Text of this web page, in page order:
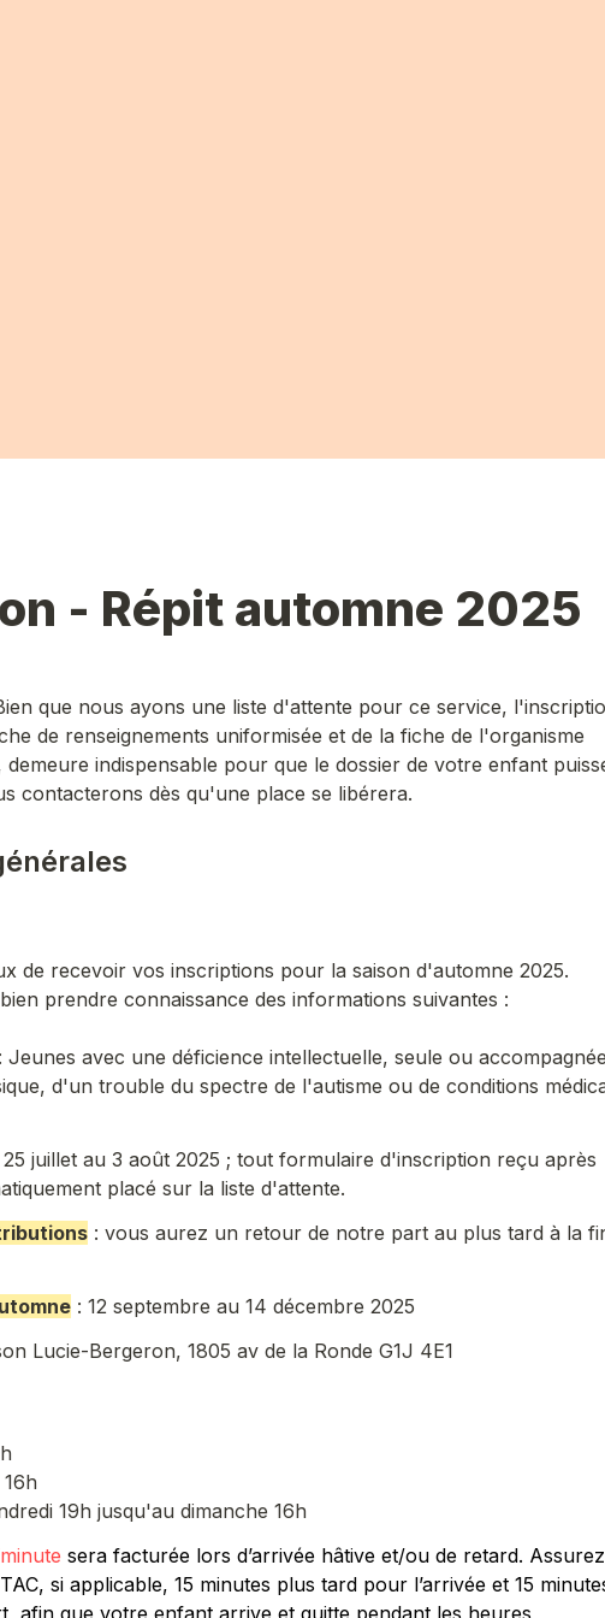
- Répit automne 2025
que nous ayons une liste d'attente pour ce service,
de renseignements uniformisée et de la fiche de l'organisme
demeure indispensable pour que le dossier de votre enfant
contacterons dès qu'une place se libérera.
de recevoir vos inscriptions pour la saison d'automne 2025.
prendre connaissance des informations suivantes :
: Jeunes avec une déficience intellectuelle, seule ou accompagnée
d'un trouble du spectre de l'autisme ou de conditions
25 juillet au 3 août 2025 ; tout formulaire d'inscription reçu après
placé sur la liste d'attente.
: vous aurez un retour de notre part au plus tard à la
: 12 septembre au 14 décembre 2025
Lucie-Bergeron, 1805 av de la Ronde G1J 4E1
19h jusqu'au dimanche 16h
sera facturée lors d’arrivée hâtive et/ou de retard.
si applicable, 15 minutes plus tard pour l’arrivée et 15